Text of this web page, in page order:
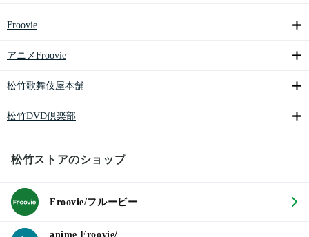
Froovie
アニメFroovie
松竹歌舞伎屋本舗
松竹DVD倶楽部
松竹ストアのショップ
Froovie/フルービー
anime Froovie/